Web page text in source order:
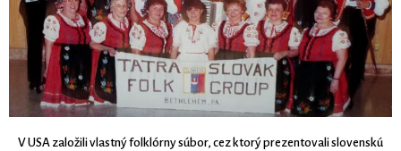
V USA založili vlastný folklórny súbor, cez ktorý prezentovali slovenskú